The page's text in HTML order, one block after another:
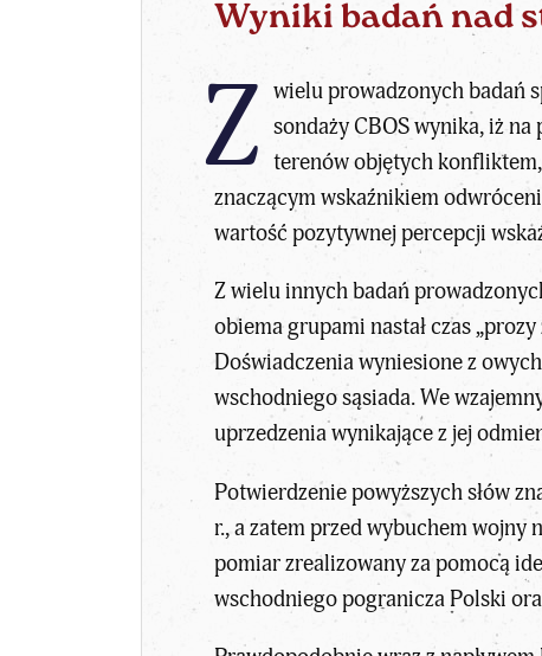
Wyniki badań nad
Z wielu prowadzonych badań
sondaży CBOS wynika, iż
terenów objętych
znaczącym wskaźnikiem
wartość pozytywnej percepcji
Z wielu innych badań
obiema grupami nastał czas
Doświadczenia wyniesione z
wschodniego sąsiada. We
uprzedzenia wynikające z jej
Potwierdzenie powyższych słów
r., a zatem przed wybuchem wojny
pomiar zrealizowany za pomocą
wschodniego pogranicza Polski